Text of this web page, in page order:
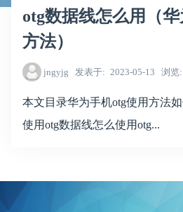
otg数据线怎么用（
方法）
jngyjg 发表于 2023-05-13 浏览
本文目录华为手机otg使用方法
使用otg数据线怎么使用otg...